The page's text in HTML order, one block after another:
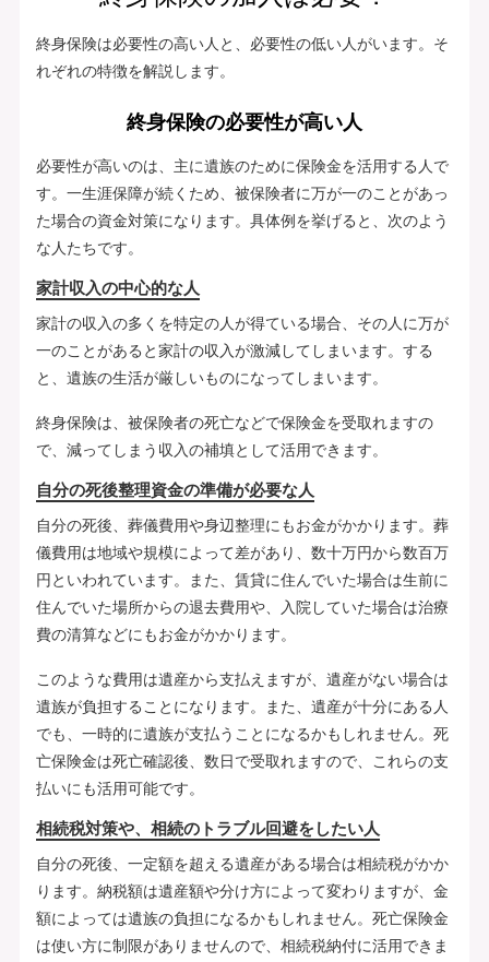
終身保険は必要性の高い人と、必要性の低い人がいます。そ
れぞれの特徴を解説します。
終身保険の必要性が高い人
必要性が高いのは、主に遺族のために保険金を活用する人で
す。一生涯保障が続くため、被保険者に万が一のことがあっ
た場合の資金対策になります。具体例を挙げると、次のよう
な人たちです。
家計収入の中心的な人
家計の収入の多くを特定の人が得ている場合、その人に万が
一のことがあると家計の収入が激減してしまいます。する
と、遺族の生活が厳しいものになってしまいます。
終身保険は、被保険者の死亡などで保険金を受取れますの
で、減ってしまう収入の補填として活用できます。
自分の死後整理資金の準備が必要な人
自分の死後、葬儀費用や身辺整理にもお金がかかります。葬
儀費用は地域や規模によって差があり、数十万円から数百万
円といわれています。また、賃貸に住んでいた場合は生前に
住んでいた場所からの退去費用や、入院していた場合は治療
費の清算などにもお金がかかります。
このような費用は遺産から支払えますが、遺産がない場合は
遺族が負担することになります。また、遺産が十分にある人
でも、一時的に遺族が支払うことになるかもしれません。死
亡保険金は死亡確認後、数日で受取れますので、これらの支
払いにも活用可能です。
相続税対策や、相続のトラブル回避をしたい人
自分の死後、一定額を超える遺産がある場合は相続税がかか
ります。納税額は遺産額や分け方によって変わりますが、金
額によっては遺族の負担になるかもしれません。死亡保険金
は使い方に制限がありませんので、相続税納付に活用できま